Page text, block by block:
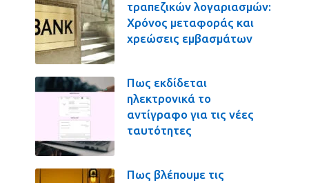
τραπεζικών λογαριασμών:
Χρόνος μεταφοράς και
χρεώσεις εμβασμάτων
Πως εκδίδεται
ηλεκτρονικά το
αντίγραφο για τις νέες
ταυτότητες
Πως βλέπουμε τις